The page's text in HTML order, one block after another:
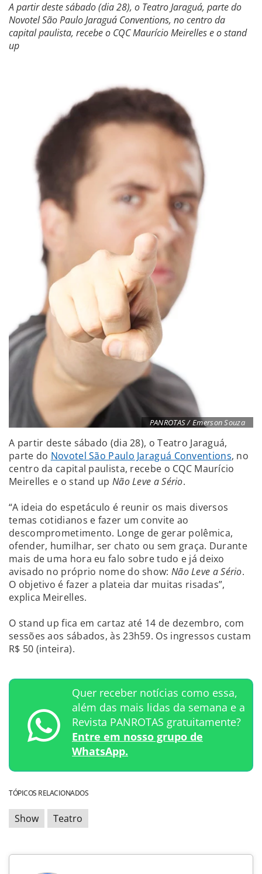
A partir deste sábado (dia 28), o Teatro Jaraguá, parte do
Novotel São Paulo Jaraguá Conventions, no centro da
capital paulista, recebe o CQC Maurício Meirelles e o stand
up
PANROTAS / Emerson Souza
A partir deste sábado (dia 28), o Teatro Jaraguá,
parte do Novotel São Paulo Jaraguá Conventions, no
centro da capital paulista, recebe o CQC Maurício
Meirelles e o stand up Não Leve a Sério.
“A ideia do espetáculo é reunir os mais diversos
temas cotidianos e fazer um convite ao
descomprometimento. Longe de gerar polêmica,
ofender, humilhar, ser chato ou sem graça. Durante
mais de uma hora eu falo sobre tudo e já deixo
avisado no próprio nome do show: Não Leve a Sério.
O objetivo é fazer a plateia dar muitas risadas”,
explica Meirelles.
O stand up fica em cartaz até 14 de dezembro, com
sessões aos sábados, às 23h59. Os ingressos custam
R$ 50 (inteira).
Quer receber notícias como essa,
além das mais lidas da semana e a
Revista PANROTAS gratuitamente?
Entre em nosso grupo de
WhatsApp.
TÓPICOS RELACIONADOS
Show Teatro